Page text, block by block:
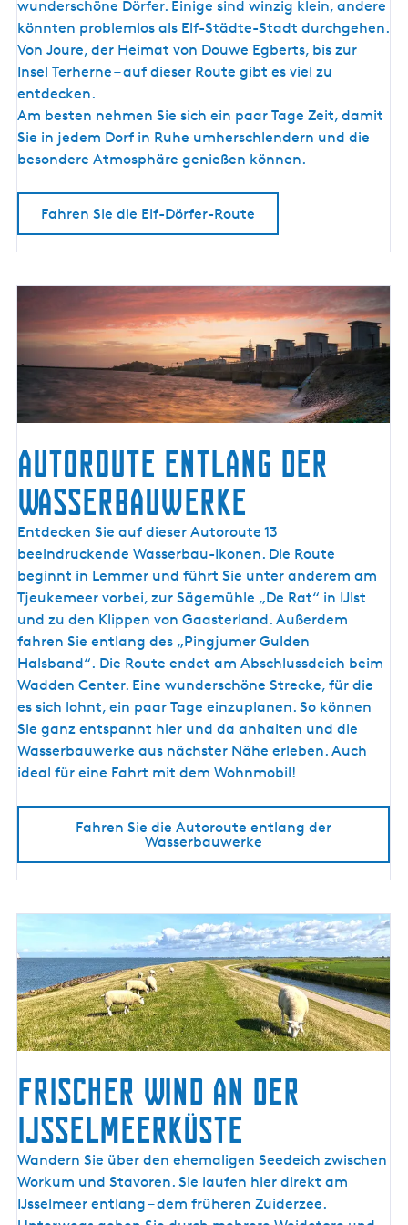
d
D
ö
r
f
e
r
-
R
wunderschöne Dörfer. Einige sind winzig klein, andere
könnten problemlos als Elf-Städte-Stadt durchgehen.
Von Joure, der Heimat von Douwe Egberts, bis zur
Insel Terherne – auf dieser Route gibt es viel zu
entdecken.
Am besten nehmen Sie sich ein paar Tage Zeit, damit
Sie in jedem Dorf in Ruhe umherschlendern und die
besondere Atmosphäre genießen können.
Fahren Sie die Elf-Dörfer-Route
Autoroute entlang der
Wasserbauwerke
A
u
t
o
r
o
u
t
e
e
n
t
g
d
W
a
s
s
e
r
b
u
w
e
r
k
Entdecken Sie auf dieser Autoroute 13
beeindruckende Wasserbau-Ikonen. Die Route
beginnt in Lemmer und führt Sie unter anderem am
Tjeukemeer vorbei, zur Sägemühle „De Rat“ in IJlst
und zu den Klippen von Gaasterland. Außerdem
fahren Sie entlang des „Pingjumer Gulden
Halsband“. Die Route endet am Abschlussdeich beim
Wadden Center. Eine wunderschöne Strecke, für die
es sich lohnt, ein paar Tage einzuplanen. So können
Sie ganz entspannt hier und da anhalten und die
Wasserbauwerke aus nächster Nähe erleben. Auch
ideal für eine Fahrt mit dem Wohnmobil!
Fahren Sie die Autoroute entlang der
Wasserbauwerke
Frischer Wind an der
IJsselmeerküste
F
r
i
Wandern Sie über den ehemaligen Seedeich zwischen
Workum und Stavoren. Sie laufen hier direkt am
IJsselmeer entlang – dem früheren Zuiderzee.